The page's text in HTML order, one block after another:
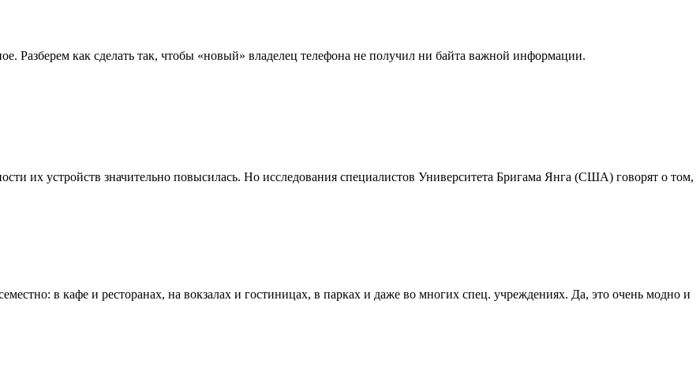
Разберем как сделать так, чтобы «новый» владелец телефона не получил ни байта важной информации.
их устройств значительно повысилась. Но исследования специалистов Университета Бригама Янга (США) говорят о том,
в кафе и ресторанах, на вокзалах и гостиницах, в парках и даже во многих спец. учреждениях. Да, это очень модно и